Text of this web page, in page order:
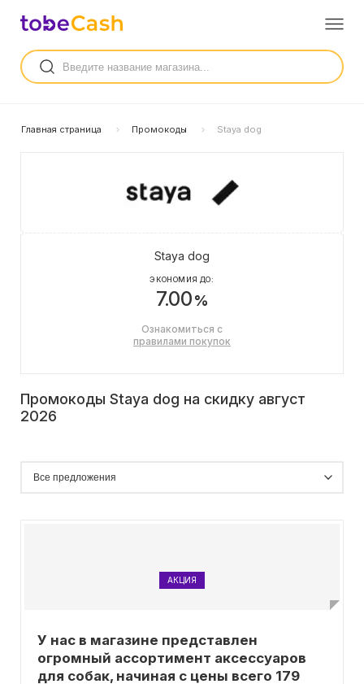
Главная страница Промокоды Staya dog
Staya dog
ЭКОНОМИЯ ДО:
7.00%
Ознакомиться с
правилами покупок
Промокоды Staya dog на скидку август
2026
АКЦИЯ
У нас в магазине представлен
огромный ассортимент аксессуаров
для собак, начиная с цены всего 179